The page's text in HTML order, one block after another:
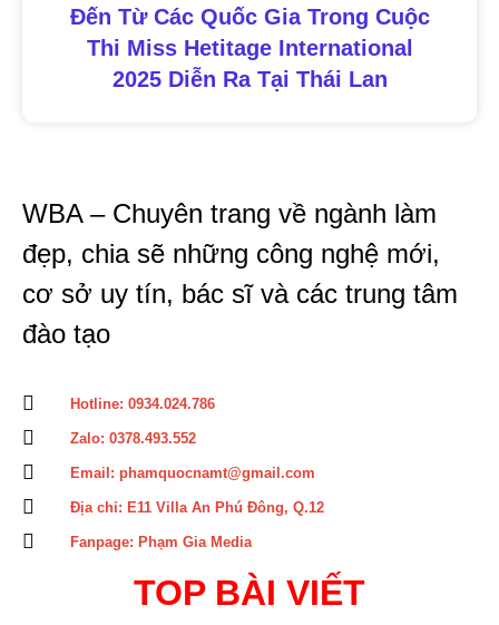
Đến Từ Các Quốc Gia Trong Cuộc
Thi Miss Hetitage International
2025 Diễn Ra Tại Thái Lan
WBA – Chuyên trang về ngành làm
đẹp, chia sẽ những công nghệ mới,
cơ sở uy tín, bác sĩ và các trung tâm
đào tạo
Hotline: 0934.024.786
Zalo: 0378.493.552
Email: phamquocnamt@gmail.com
Địa chỉ: E11 Villa An Phú Đông, Q.12
Fanpage: Phạm Gia Media
TOP BÀI VIẾT